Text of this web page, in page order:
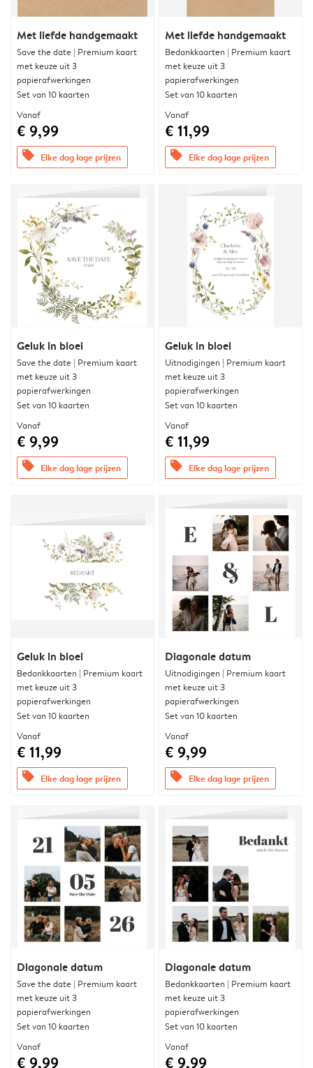
Met liefde handgemaakt
Save the date | Premium kaart
met keuze uit 3
papierafwerkingen
Set van 10 kaarten
Vanaf
€ 9,99
offers Elke dag lage prijzen
Met liefde handgemaakt
Bedankkaarten | Premium kaart
met keuze uit 3
papierafwerkingen
Set van 10 kaarten
Vanaf
€ 11,99
offers Elke dag lage prijzen
Geluk in bloei
Save the date | Premium kaart
met keuze uit 3
papierafwerkingen
Set van 10 kaarten
Vanaf
€ 9,99
offers Elke dag lage prijzen
Geluk in bloei
Uitnodigingen | Premium kaart
met keuze uit 3
papierafwerkingen
Set van 10 kaarten
Vanaf
€ 11,99
offers Elke dag lage prijzen
Geluk in bloei
Bedankkaarten | Premium kaart
met keuze uit 3
papierafwerkingen
Set van 10 kaarten
Vanaf
€ 11,99
offers Elke dag lage prijzen
Diagonale datum
Uitnodigingen | Premium kaart
met keuze uit 3
papierafwerkingen
Set van 10 kaarten
Vanaf
€ 9,99
offers Elke dag lage prijzen
Diagonale datum
Save the date | Premium kaart
met keuze uit 3
papierafwerkingen
Set van 10 kaarten
Vanaf
€ 9,99
Diagonale datum
Bedankkaarten | Premium kaart
met keuze uit 3
papierafwerkingen
Set van 10 kaarten
Vanaf
€ 9,99